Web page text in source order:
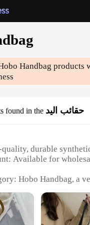
Handbag products
found in the حقائب اليد
durable
Available for
Hobo Handbag, a
Sleek, minimalist
Ideal for everyday